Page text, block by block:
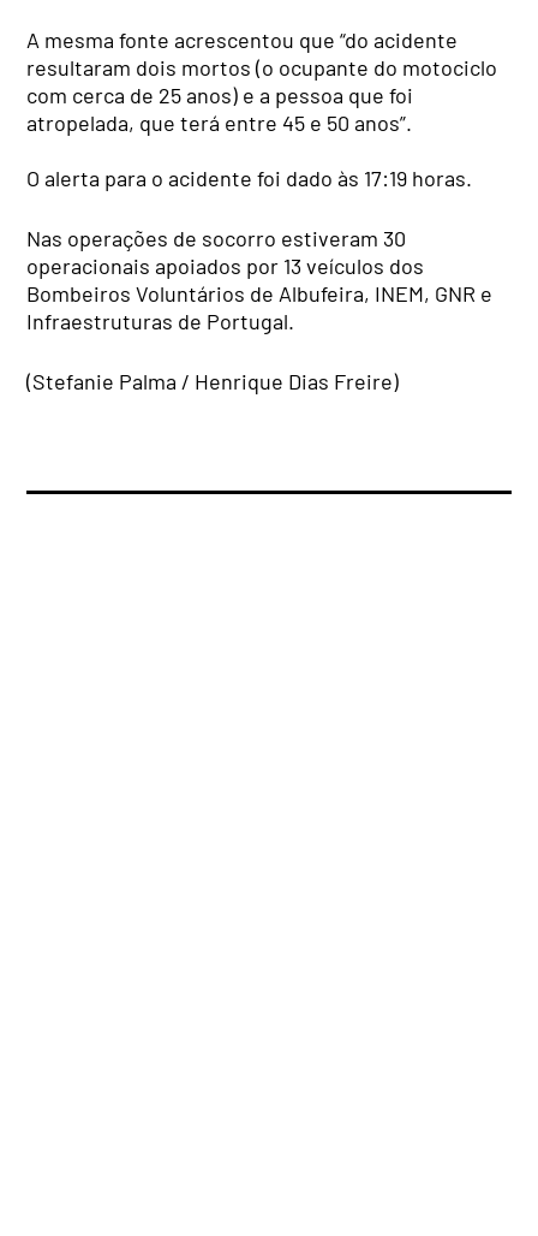
A mesma fonte acrescentou que “do acidente
resultaram dois mortos (o ocupante do motociclo
com cerca de 25 anos) e a pessoa que foi
atropelada, que terá entre 45 e 50 anos”.
O alerta para o acidente foi dado às 17:19 horas.
Nas operações de socorro estiveram 30
operacionais apoiados por 13 veículos dos
Bombeiros Voluntários de Albufeira, INEM, GNR e
Infraestruturas de Portugal.
(Stefanie Palma / Henrique Dias Freire)